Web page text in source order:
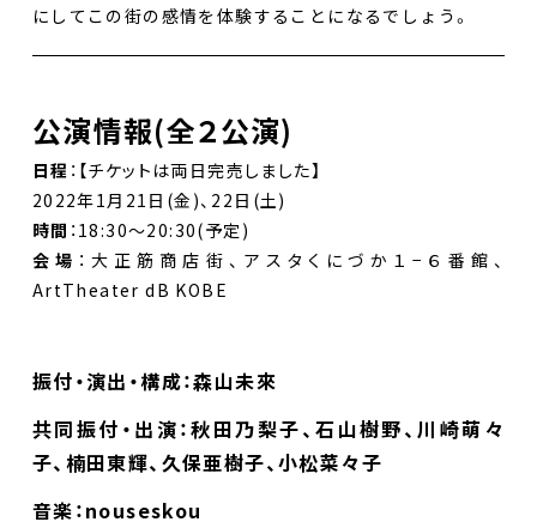
にしてこの街の感情を体験することになるでしょう。
公演情報(全２公演)
日程 ：【チケットは両日完売しました】
2022年1月21日(金)、22日(土)
時間 ：18:30〜20:30(予定)
会場 ：大正筋商店街、アスタくにづか１−６番館、
ArtTheater dB KOBE
振付・演出・構成：森山未來
共同振付・出演：秋田乃梨子、石山樹野、川崎萌々
子、楠田東輝、久保亜樹子、小松菜々子
音楽：nouseskou